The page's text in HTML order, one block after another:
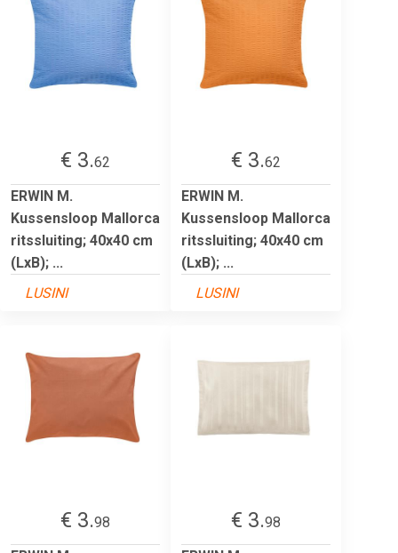
€ 3.62
ERWIN M.
Kussensloop Mallorca
ritssluiting; 40x40 cm
(LxB); ...
LUSINI
€ 3.62
ERWIN M.
Kussensloop Mallorca
ritssluiting; 40x40 cm
(LxB); ...
LUSINI
€ 3.98
€ 3.98